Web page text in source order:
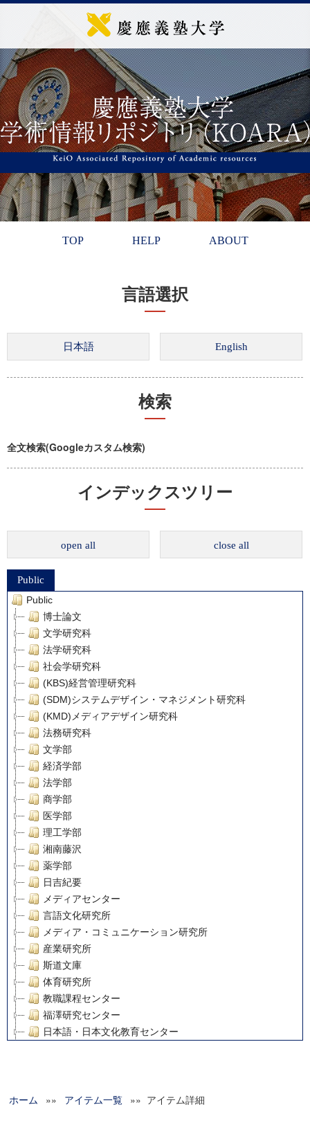
TOP HELP ABOUT
言語選択
検索
全文検索(Googleカスタム検索)
インデックスツリー
open all close all
Public
Public
博士論文
文学研究科
法学研究科
社会学研究科
(KBS)経営管理研究科
(SDM)システムデザイン・マネジメント研究科
(KMD)メディアデザイン研究科
法務研究科
文学部
経済学部
法学部
商学部
医学部
理工学部
湘南藤沢
薬学部
日吉紀要
メディアセンター
言語文化研究所
メディア・コミュニケーション研究所
産業研究所
斯道文庫
体育研究所
教職課程センター
福澤研究センター
日本語・日本文化教育センター
グローバルリサーチインスティテュート
ホーム »» アイテム一覧 »» アイテム詳細